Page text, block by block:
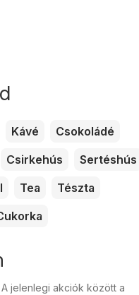
Kávé
Csokoládé
Csirkehús
Sertéshús
Tea
Tészta
jelenlegi akciók között a